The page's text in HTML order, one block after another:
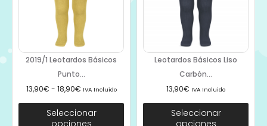
2019/1 Leotardos Básicos
Punto...
13,90€ - 18,90€ IVA Incluido
Seleccionar
Leotardos Básicos Liso
Carbón...
13,90€ IVA Incluido
Seleccionar